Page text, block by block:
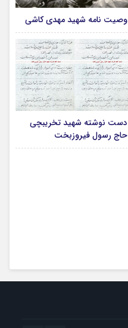
وصیت نامه شهید مهدی کاشی
دست نوشته شهید تخریبچی
حاج رسول فیروزبخت